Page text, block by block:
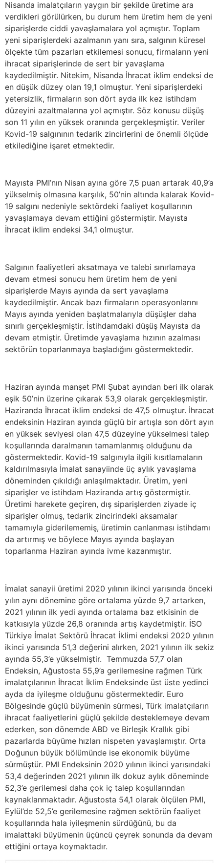
Nisanda imalatçıların yaygın bir şekilde üretime ara
verdikleri görülürken, bu durum hem üretim hem de yeni
siparişlerde ciddi yavaşlamalara yol açmıştır. Toplam
yeni siparişlerdeki azalmanın yanı sıra, salgının küresel
ölçekte tüm pazarları etkilemesi sonucu, firmaların yeni
ihracat siparişlerinde de sert bir yavaşlama
kaydedilmiştir. Nitekim, Nisanda İhracat iklim endeksi de
en düşük düzey olan 19,1 olmuştur. Yeni siparişlerdeki
yetersizlik, firmaların son dört ayda ilk kez istihdam
düzeyini azaltmalarına yol açmıştır. Söz konusu düşüş
son 11 yılın en yüksek oranında gerçekleşmiştir. Veriler
Kovid-19 salgınının tedarik zincirlerini de önemli ölçüde
etkilediğine işaret etmektedir.
Mayısta PMI’nın Nisan ayına göre 7,5 puan artarak 40,9’a
yükselmiş olmasına karşılık, 50’nin altında kalarak Kovid-
19 salgını nedeniyle sektördeki faaliyet koşullarının
yavaşlamaya devam ettiğini göstermiştir. Mayısta
İhracat iklim endeksi 34,1 olmuştur.
Salgının faaliyetleri aksatmaya ve talebi sınırlamaya
devam etmesi sonucu hem üretim hem de yeni
siparişlerde Mayıs ayında da sert yavaşlama
kaydedilmiştir. Ancak bazı firmaların operasyonlarını
Mayıs ayında yeniden başlatmalarıyla düşüşler daha
sınırlı gerçekleşmiştir. İstihdamdaki düşüş Mayısta da
devam etmiştir. Üretimde yavaşlama hızının azalması
sektörün toparlanmaya başladığını göstermektedir.
Haziran ayında manşet PMI Şubat ayından beri ilk olarak
eşik 50’nin üzerine çıkarak 53,9 olarak gerçekleşmiştir.
Haziranda İhracat iklim endeksi de 47,5 olmuştur. İhracat
endeksinin Haziran ayında güçlü bir artışla son dört ayın
en yüksek seviyesi olan 47,5 düzeyine yükselmesi talep
koşullarında daralmanın tamamlanmış olduğunu da
göstermektedir. Kovid-19 salgınıyla ilgili kısıtlamaların
kaldırılmasıyla İmalat sanayiinde üç aylık yavaşlama
döneminden çıkıldığı anlaşılmaktadır. Üretim, yeni
siparişler ve istihdam Haziranda artış göstermiştir.
Üretimi harekete geçiren, dış siparişlerden ziyade iç
siparişler olmuş, tedarik zincirindeki aksamalar
tamamıyla giderilememiş, üretimin canlanması istihdamı
da artırmış ve böylece Mayıs ayında başlayan
toparlanma Haziran ayında ivme kazanmıştır.
İmalat sanayii üretimi 2020 yılının ikinci yarısında önceki
yılın aynı dönemine göre ortalama yüzde 9,7 artarken,
2021 yılının ilk yedi ayında ortalama baz etkisinin de
katkısıyla yüzde 26,8 oranında artış kaydetmiştir. İSO
Türkiye İmalat Sektörü İhracat İklimi endeksi 2020 yılının
ikinci yarısında 51,3 değerini alırken, 2021 yılının ilk sekiz
ayında 55,3’e yükselmiştir. Temmuzda 57,7 olan
Endeksin, Ağustosta 55,9’a gerilemesine rağmen Türk
imalatçılarının İhracat İklim Endeksinde üst üste yedinci
ayda da iyileşme olduğunu göstermektedir. Euro
Bölgesinde güçlü büyümenin sürmesi, Türk imalatçıların
ihracat faaliyetlerini güçlü şekilde desteklemeye devam
ederken, son dönemde ABD ve Birleşik Krallık gibi
pazarlarda büyüme hızları nispeten yavaşlamıştır. Orta
Doğunun büyük bölümünde ise ekonomik büyüme
sürmüştür. PMI Endeksinin 2020 yılının ikinci yarısındaki
53,4 değerinden 2021 yılının ilk dokuz aylık döneminde
52,3’e gerilemesi daha çok iç talep koşullarından
kaynaklanmaktadır. Ağustosta 54,1 olarak ölçülen PMI,
Eylül’de 52,5’e gerilemesine rağmen sektörün faaliyet
koşullarında hala iyileşmenin sürdüğünü, bu da
imalattaki büyümenin üçüncü çeyrek sonunda da devam
ettiğini ortaya koymaktadır.